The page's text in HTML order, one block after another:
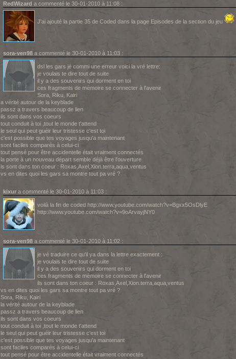
RedWizard a commenté le 30-01-2010 à 11:08 :
J'ai ajouté la partie 35 de Coded dans la page Episodes de la section du jeu
sora-ven98a commenté le 30-01-2010 à 11:03 :
dsl les gars jé commi une erreur voici la vré lettre:
je voulais te dire tout de suite
il y a des souvenirs qui dorment en toi
ces fragments de mémoire se connecter à l'avenir
Sora, Riku, Kairi
a vérité autour de la keyblade
passz a travers beaucoup de lien
ils sont dans vos coeurs
tout conduit à toi ,tout le monde t'attend
le seul qui peut guéir leur tristesse c'est toi
c'est possible que tes voyages jusqu'a maintenant
sont faciles comparés à celui-ci
tout pensé pour être accidentelle était vraiment connectés
la porte à un nouveau départ semble déjà être l'ouverture
ls sont dans ton coeur : Roxas,Axel,Xion.terra,aqua,ventus
vs en dites quoi les gars sa montre tout pa vré ?
kixura commenté le 30-01-2010 à 11:03 :
voilà la fin de coded http://www.youtube.com/watch?v=Bgxx5OsDlyE
http://www.youtube.com/watch?v=9oArvayjNY0
sora-ven98a commenté le 30-01-2010 à 11:02 :
je vé traduire ce qu'il ya dans la lettre exactement :
je voulais te dire tout de suite
il y a des souvenirs qui dorment en toi
ces fragments de mémoire se connecter à l'avenir
ils sont dans ton coeur : Roxas,Axel,Xion.terra,aqua,ventus
vs en dites quoi les gars sa montre tout pa vré ?
Sora, Riku, Kairi
la vérité autour de la keyblade
passz a travers beaucoup de lien
ils sont dans vos coeurs
tout conduit à toi ,tout le monde t'attend
le seul qui peut guéir leur tristesse c'est toi
c'est possible que tes voyages jusqu'a maintenant
sont faciles comparés à celui-ci
tout pensé pour être accidentelle était vraiment connectés